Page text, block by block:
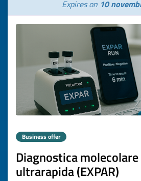
Expires on 10
Business offer
Diagnostica
ultrarapida (EXPAR)